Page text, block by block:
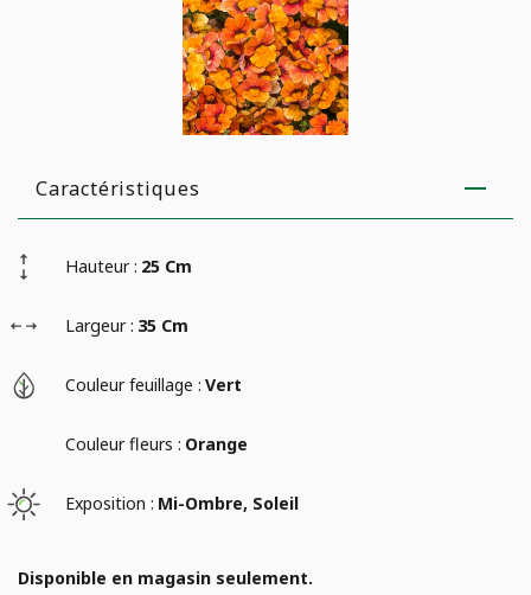
Caractéristiques
Hauteur : 25 Cm
Largeur : 35 Cm
Couleur feuillage : Vert
Couleur fleurs : Orange
Exposition : Mi-Ombre, Soleil
Disponible en magasin seulement.